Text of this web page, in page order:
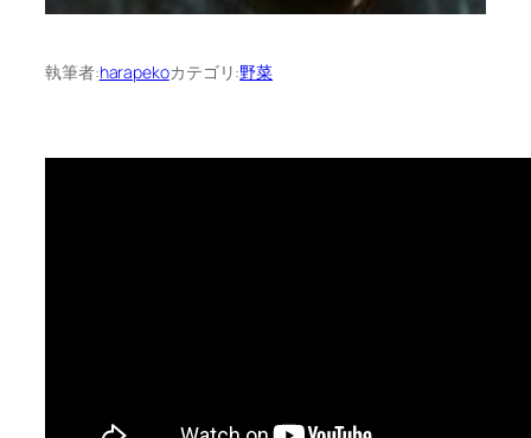
執筆者:harapekoカテゴリ:野菜